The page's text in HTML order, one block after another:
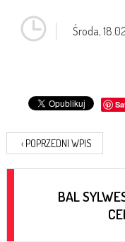
Środa,
‹ POPRZEDNI WPIS
BAL